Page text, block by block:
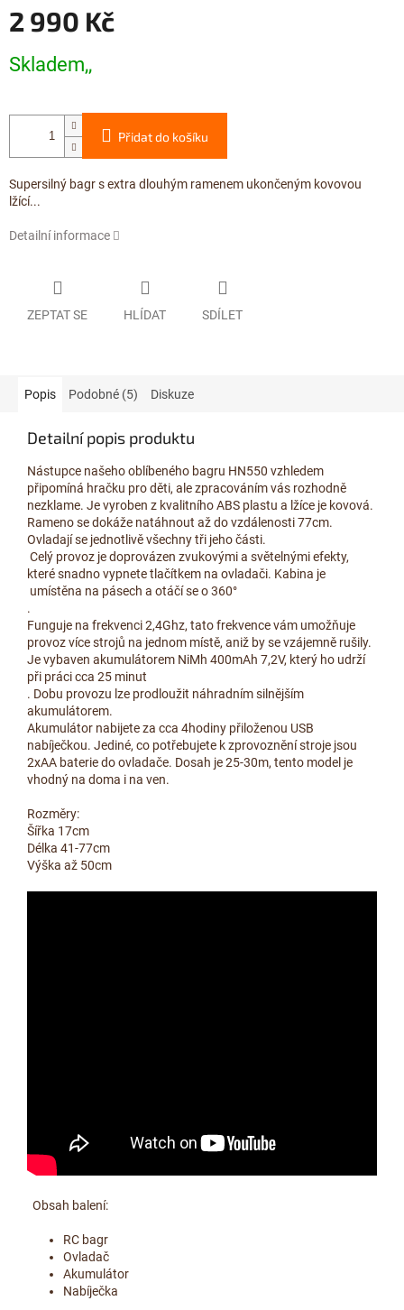
2 990 Kč
cena:
Skladem,,
Přidat do košíku
Supersilný bagr s extra dlouhým ramenem ukončeným kovovou
lžící...
Detailní informace
ZEPTAT SE HLÍDAT SDÍLET
Popis Podobné (5) Diskuze
Detailní popis produktu
Nástupce našeho oblíbeného bagru HN550 vzhledem
připomíná hračku pro děti, ale zpracováním vás rozhodně
nezklame. Je vyroben z kvalitního ABS plastu a lžíce je kovová.
Rameno se dokáže natáhnout až do vzdálenosti 77cm.
Ovladají se jednotlivě všechny tři jeho části.
Celý provoz je doprovázen zvukovými a světelnými efekty,
které snadno vypnete tlačítkem na ovladači. Kabina je
umístěna na pásech a otáčí se o 360°
.
Funguje na frekvenci 2,4Ghz, tato frekvence vám umožňuje
provoz více strojů na jednom místě, aniž by se vzájemně rušily.
Je vybaven akumulátorem NiMh 400mAh 7,2V, který ho udrží
při práci cca 25 minut
. Dobu provozu lze prodloužit náhradním silnějším
akumulátorem.
Akumulátor nabijete za cca 4hodiny přiloženou USB
nabíječkou. Jediné, co potřebujete k zprovoznění stroje jsou
2xAA baterie do ovladače. Dosah je 25-30m, tento model je
vhodný na doma i na ven.
Rozměry:
Šířka 17cm
Délka 41-77cm
Výška až 50cm
Obsah balení:
RC bagr
Ovladač
Akumulátor
Nabíječka